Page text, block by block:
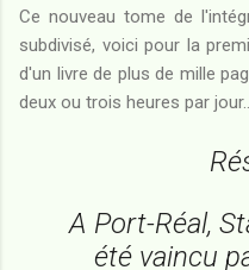
Ce nouveau tome de
subdivisé, voici pour la
d'un livre de plus de mille
deux ou trois heures par
A Port-Réal,
été vaincu